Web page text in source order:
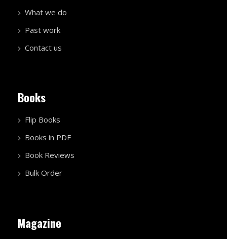
What we do
Past work
Contact us
Books
Flip Books
Books in PDF
Book Reviews
Bulk Order
Magazine